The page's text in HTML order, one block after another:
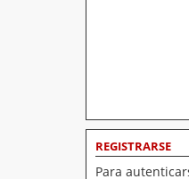
REGISTRARSE
Para